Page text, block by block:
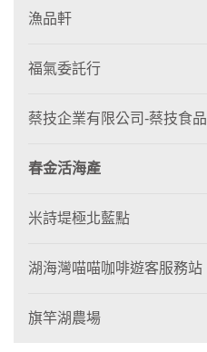
漁品軒
福氣委託行
蔡技企業有限公司-蔡技食品
春金活海產
米詩堤極北藍點
湖海灣喵喵咖啡遊客服務站
旗竿湖農場